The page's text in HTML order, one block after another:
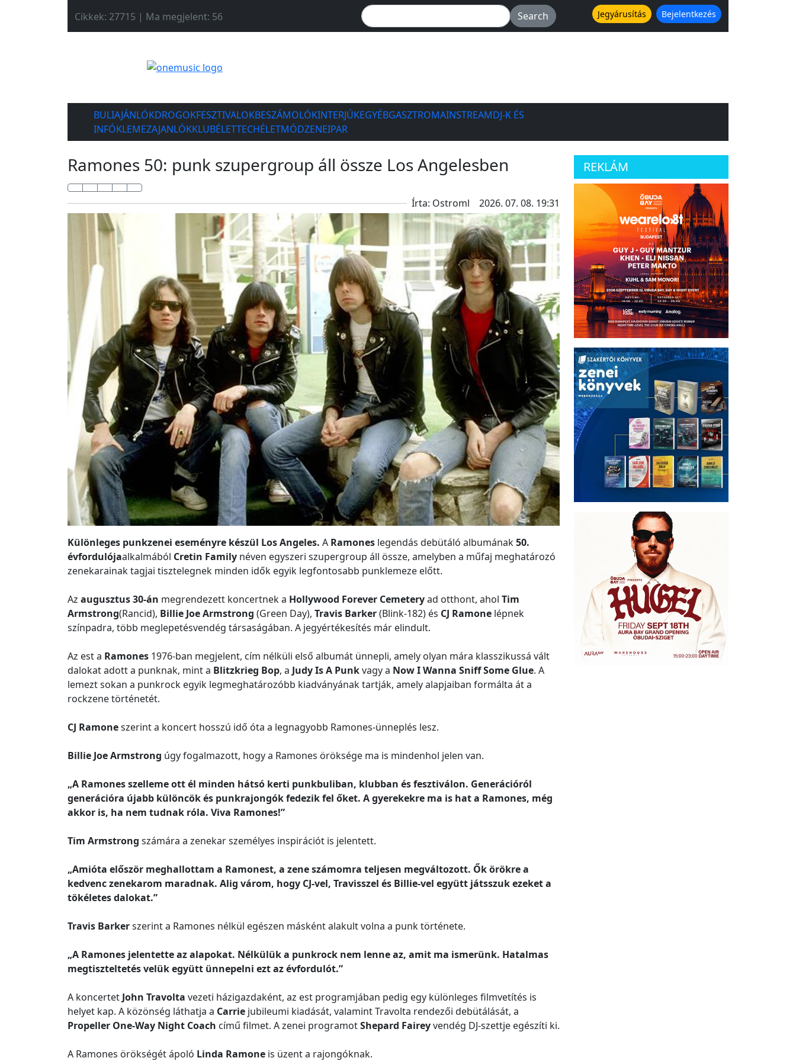
Cikkek: 27715 | Ma megjelent: 56 Jegyárusítás Bejelentkezés
BULIAJÁNLÓKDROGOKFESZTIVALOKBESZÁMOLÓKINTERJÚKEGYÉBGASZTROMAINSTREAMDJ-K ÉS
INFÓKLEMEZAJANLÓKKLUBÉLETTECHÉLETMÓDZENEIPAR
Ramones 50: punk szupergroup áll össze Los Angelesben
Írta: Ostroml 2026. 07. 08. 19:31
Különleges punkzenei eseményre készül Los Angeles. A Ramones legendás debütáló albumának50.
évfordulójaalkalmából Cretin Family néven egyszeri szupergroup áll össze, amelyben a műfaj meghatározó
zenekarainak tagjai tisztelegnek minden idők egyik legfontosabb punklemeze előtt.
Az augusztus 30-án megrendezett koncertnek a Hollywood Forever Cemeteryad otthont, ahol Tim
Armstrong(Rancid), Billie Joe Armstrong (Green Day), Travis Barker(Blink-182) és CJ Ramone lépnek
színpadra, több meglepetésvendég társaságában. A jegyértékesítés már elindult.
Az est a Ramones 1976-ban megjelent, cím nélküli első albumát ünnepli, amely olyan mára klasszikussá vált
dalokat adott a punknak, mint a Blitzkrieg Bop, a Judy Is A Punkvagy a Now I Wanna Sniff Some Glue. A
lemezt sokan a punkrock egyik legmeghatározóbb kiadványának tartják, amely alapjaiban formálta át a
rockzene történetét.
CJ Ramoneszerint a koncert hosszú idő óta a legnagyobb Ramones-ünneplés lesz.
Billie Joe Armstrong úgy fogalmazott, hogy a Ramones öröksége ma is mindenhol jelen van.
„A Ramones szelleme ott él minden hátsó kerti punkbuliban, klubban és fesztiválon. Generációról
generációra újabb különcök és punkrajongók fedezik fel őket. A gyerekekre ma is hat a Ramones, még
akkor is, ha nem tudnak róla. Viva Ramones!”
Tim Armstrong számára a zenekar személyes inspirációt is jelentett.
„Amióta először meghallottam a Ramonest, a zene számomra teljesen megváltozott. Ők örökre a
kedvenc zenekarom maradnak. Alig várom, hogy CJ-vel, Travisszel és Billie-vel együtt játsszuk ezeket a
tökéletes dalokat.”
Travis Barkerszerint a Ramones nélkül egészen másként alakult volna a punk története.
„A Ramones jelentette az alapokat. Nélkülük a punkrock nem lenne az, amit ma ismerünk. Hatalmas
megtiszteltetés velük együtt ünnepelni ezt az évfordulót.”
A koncertet John Travolta vezeti házigazdaként, az est programjában pedig egy különleges filmvetítés is
helyet kap. A közönség láthatja a Carrie jubileumi kiadását, valamint Travolta rendezői debütálását, a
Propeller One-Way Night Coach című filmet. A zenei programotShepard Faireyvendég DJ-szettje egészíti ki.
A Ramones örökségét ápoló Linda Ramone is üzent a rajongóknak.
REKLÁM